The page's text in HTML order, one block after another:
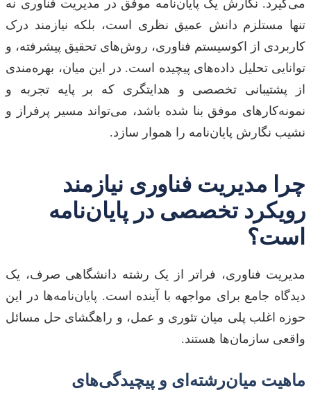
می‌گیرد. نگارش یک پایان‌نامه موفق در مدیریت فناوری نه
تنها مستلزم دانش عمیق نظری است، بلکه نیازمند درک
کاربردی از اکوسیستم فناوری، روش‌های تحقیق پیشرفته، و
توانایی تحلیل داده‌های پیچیده است. در این میان، بهره‌مندی
از پشتیبانی تخصصی و هدایتگری که بر پایه تجربه و
نمونه‌کارهای موفق بنا شده باشد، می‌تواند مسیر پرفراز و
نشیب نگارش پایان‌نامه را هموار سازد.
چرا مدیریت فناوری نیازمند
رویکرد تخصصی در پایان‌نامه
است؟
مدیریت فناوری، فراتر از یک رشته دانشگاهی صرف، یک
دیدگاه جامع برای مواجهه با آینده است. پایان‌نامه‌ها در این
حوزه اغلب پلی میان تئوری و عمل، و راهگشای حل مسائل
واقعی سازمان‌ها هستند.
ماهیت میان‌رشته‌ای و پیچیدگی‌های